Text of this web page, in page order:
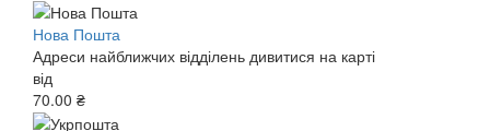
Нова Пошта
Адреси найближчих відділень дивитися на карті
від
70.00 ₴